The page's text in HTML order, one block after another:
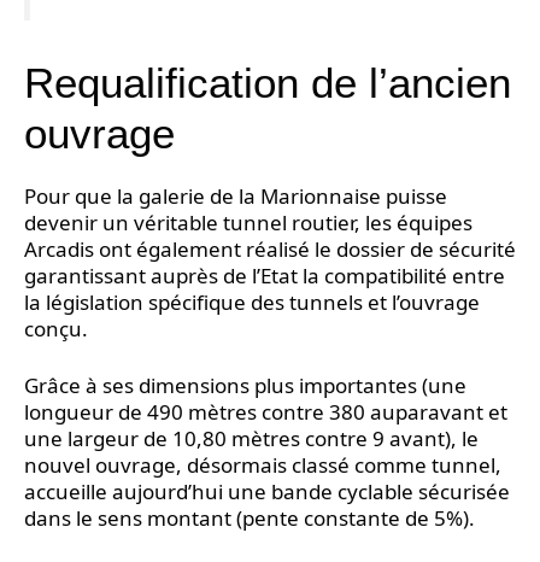
Requalification de l’ancien
ouvrage
Pour que la galerie de la Marionnaise puisse
devenir un véritable tunnel routier, les équipes
Arcadis ont également réalisé le dossier de sécurité
garantissant auprès de l’Etat la compatibilité entre
la législation spécifique des tunnels et l’ouvrage
conçu.
Grâce à ses dimensions plus importantes (une
longueur de 490 mètres contre 380 auparavant et
une largeur de 10,80 mètres contre 9 avant), le
nouvel ouvrage, désormais classé comme tunnel,
accueille aujourd’hui une bande cyclable sécurisée
dans le sens montant (pente constante de 5%).